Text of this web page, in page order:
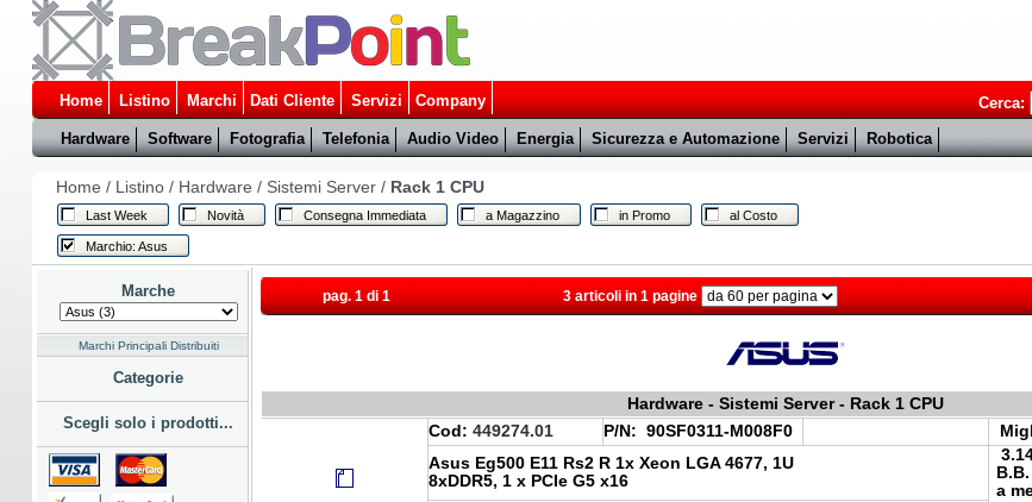
Home Listino Marchi Dati Cliente Servizi Company
Cerca:
Hardware
Software Fotografia Telefonia Audio Video Energia Sicurezza e Automazione Servizi Robotica
Home / Listino/ Hardware / Sistemi Server/ Rack 1 CPU
Last Week Novità Consegna Immediata a Magazzino in Promo al Costo
Marchio: Asus
Marche
Marchi Principali Distribuiti
Categorie
Scegli solo i prodotti...
pag. 1 di 1 3 articoli in 1 pagine
Hardware - Sistemi Server - Rack 1 CPU
Cod: 449274.01 P/N: 90SF0311-M008F0
Asus Eg500 E11 Rs2 R 1x Xeon LGA 4677, 1U
8xDDR5, 1 x PCIe G5 x16
a